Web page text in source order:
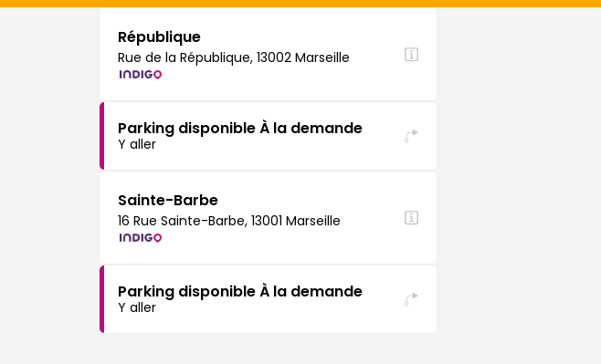
République
Rue de la République, 13002 Marseille
Parking disponible À la demande
Y aller
Sainte-Barbe
16 Rue Sainte-Barbe, 13001 Marseille
Parking disponible À la demande
Y aller